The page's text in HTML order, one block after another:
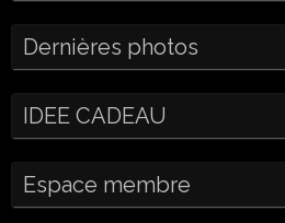
Dernières photos
IDEE CADEAU
Espace membre